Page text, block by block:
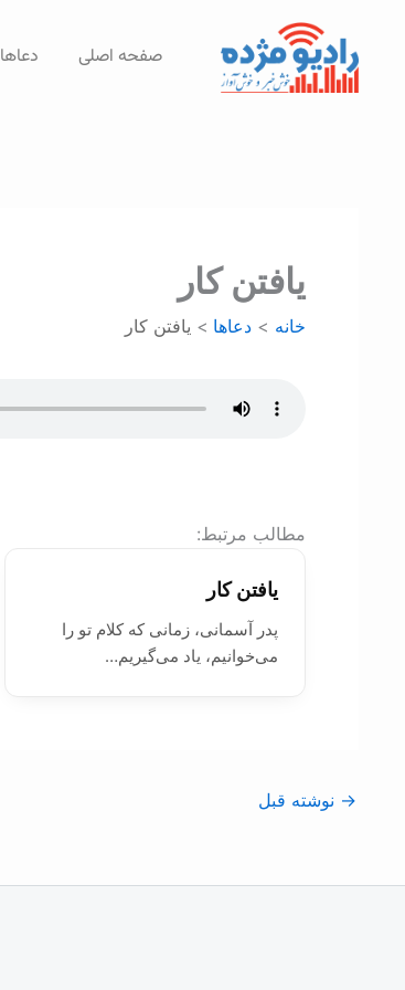
دعاها صفحه اصلی
يافتن کار
خانه دعاها يافتن کار
:مطالب مرتبط
يافتن کار
پدر آسمانی، زمانی که کلام تو را
می‌خوانیم، یاد می‌گیریم…
→ نوشته قبل